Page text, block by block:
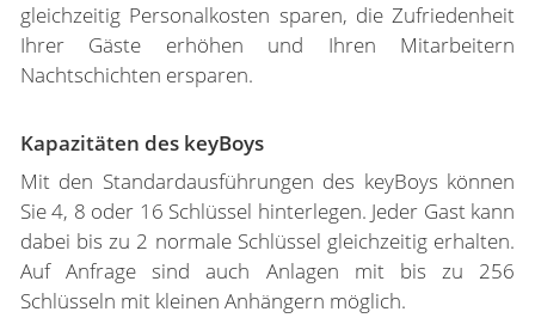
gleichzeitig Personalkosten sparen, die Zufriedenheit
Ihrer Gäste erhöhen und Ihren Mitarbeitern
Nachtschichten ersparen.
Kapazitäten des keyBoys
Mit den Standardausführungen des keyBoys können
Sie 4, 8 oder 16 Schlüssel hinterlegen. Jeder Gast kann
dabei bis zu 2 normale Schlüssel gleichzeitig erhalten.
Auf Anfrage sind auch Anlagen mit bis zu 256
Schlüsseln mit kleinen Anhängern möglich.